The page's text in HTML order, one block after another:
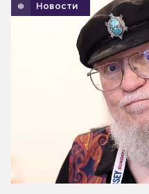
Новости